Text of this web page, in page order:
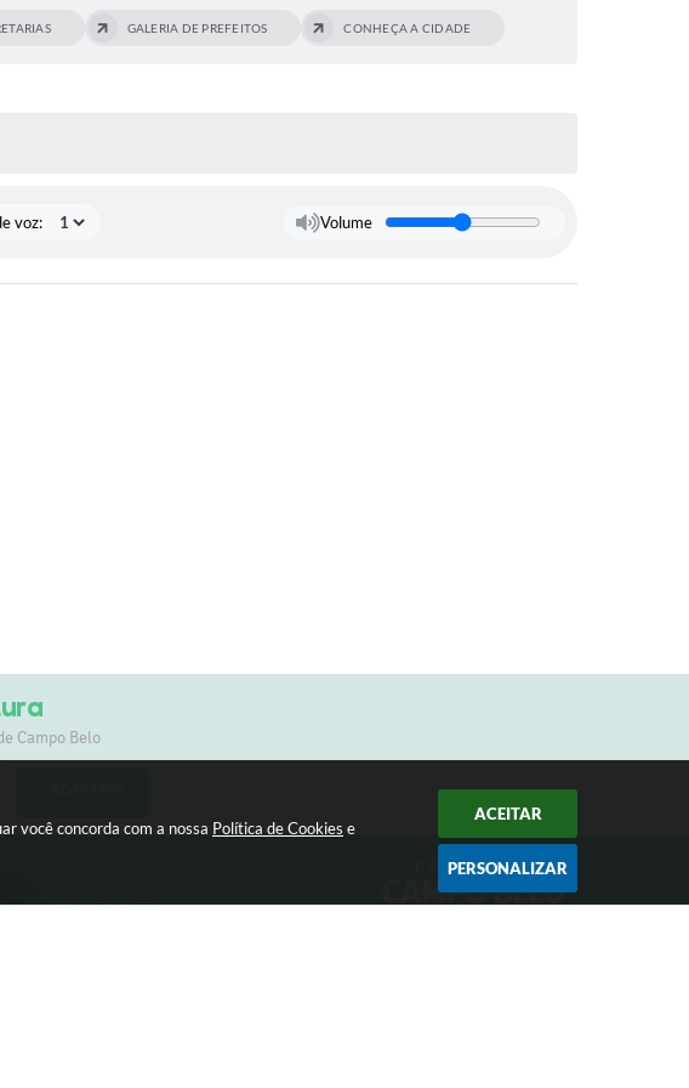
você concorda com a nossa Política de Cookies e
ACEITAR
PERSONALIZAR
GALERIA DE PREFEITOS CONHEÇA A CIDADE
voz: Volume
Campo Belo
0800 030 1033